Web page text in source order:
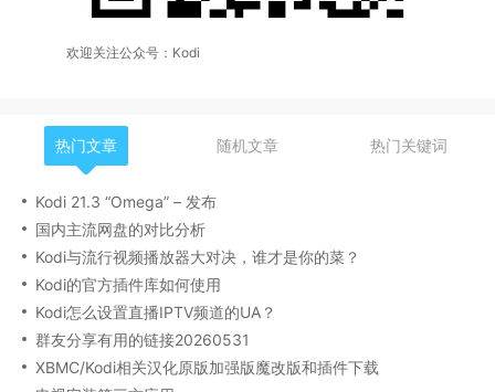
欢迎关注公众号：Kodi
热门文章 随机文章 热门关键词
Kodi 21.3 “Omega” – 发布
国内主流网盘的对比分析
Kodi与流行视频播放器大对决，谁才是你的菜？
Kodi的官方插件库如何使用
Kodi怎么设置直播IPTV频道的UA？
群友分享有用的链接20260531
XBMC/Kodi相关汉化原版加强版魔改版和插件下载